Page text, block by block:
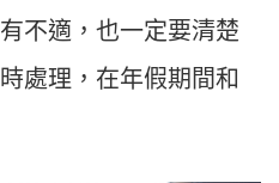
不適，也一定要清楚
處理，在年假期間和